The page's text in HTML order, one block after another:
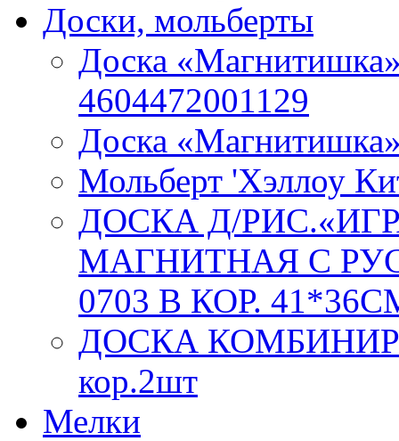
Доски, мольберты
Доска
4604472001129
Доска
Мольберт 'Хэллоу
ДОСКА Д/
МАГНИТНАЯ С
0703 В КОР.
ДОСКА
кор.2шт
Мелки